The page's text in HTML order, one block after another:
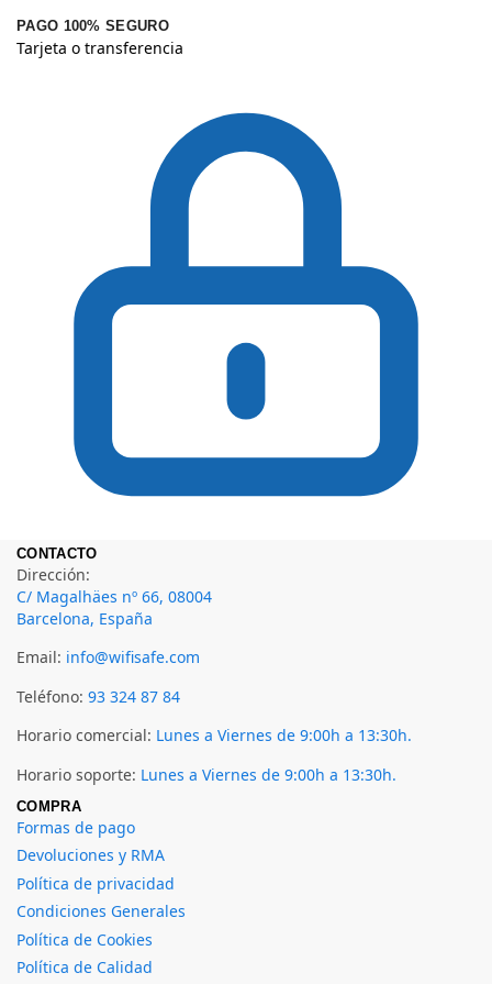
PAGO 100% SEGURO
Tarjeta o transferencia
CONTACTO
Dirección:
C/ Magalhäes nº 66, 08004
Barcelona, España
Email: info@wifisafe.com
Teléfono: 93 324 87 84
Horario comercial: Lunes a Viernes de 9:00h a 13:30h.
Horario soporte: Lunes a Viernes de 9:00h a 13:30h.
COMPRA
Formas de pago
Devoluciones y RMA
Política de privacidad
Condiciones Generales
Política de Cookies
Política de Calidad